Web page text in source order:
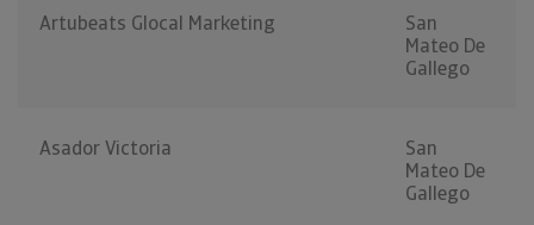
Artubeats Glocal Marketing
San
Mateo De
Gallego
Asador Victoria
San
Mateo De
Gallego